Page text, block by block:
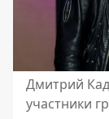
Дмитрий
участники